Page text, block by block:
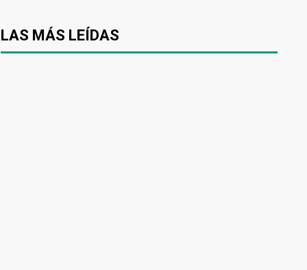
LAS MÁS LEÍDAS